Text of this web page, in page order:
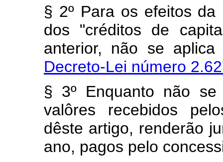
§ 2º Para os efeitos
dos "créditos de
anterior, não se
Decreto-Lei número
§ 3º Enquanto não
valôres recebidos
dêste artigo, renderão
ano, pagos pelo